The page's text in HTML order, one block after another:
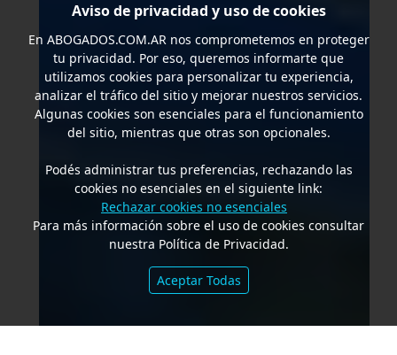
Aviso de privacidad y uso de cookies
En ABOGADOS.COM.ARnos comprometemos en proteger
tu privacidad. Por eso, queremos informarte que
utilizamos cookies para personalizar tu experiencia,
analizar el tráfico del sitio y mejorar nuestros servicios.
Algunas cookies son esenciales para el funcionamiento
del sitio, mientras que otras son opcionales.
Podés administrar tus preferencias, rechazando las
cookies no esenciales en el siguiente link:
Rechazar cookies no esenciales
Para más información sobre el uso de cookies consultar
nuestra Política de Privacidad.
Aceptar Todas